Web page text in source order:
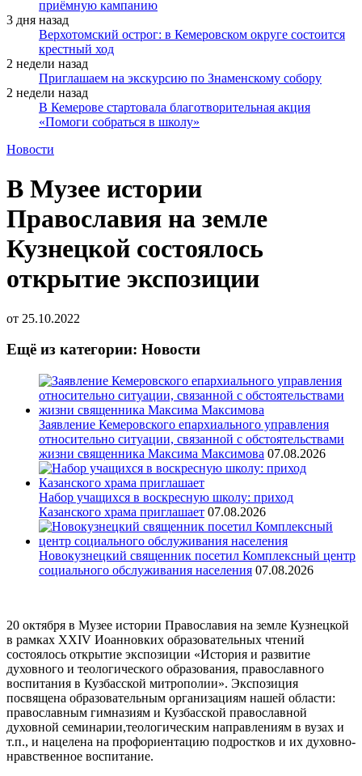
приёмную кампанию
3 дня назад
Верхотомский острог: в Кемеровском округе состоится
крестный ход
2 недели назад
Приглашаем на экскурсию по Знаменскому собору
2 недели назад
В Кемерове стартовала благотворительная акция
«Помоги собраться в школу»
Новости
В Музее истории
Православия на земле
Кузнецкой состоялось
открытие экспозиции
от 25.10.2022
Ещё из категории: Новости
Заявление Кемеровского епархиального управления
относительно ситуации, связанной с обстоятельствами
жизни священника Максима Максимова 07.08.2026
Набор учащихся в воскресную школу: приход
Казанского храма приглашает 07.08.2026
Новокузнецкий священник посетил Комплексный центр
социального обслуживания населения 07.08.2026
20 октября в Музее истории Православия на земле Кузнецкой
в рамках XXIV Иоанновких образовательных чтений
состоялось открытие экспозиции «История и развитие
духовного и теологического образования, православного
воспитания в Кузбасской митрополии». Экспозиция
посвящена образовательным организациям нашей области:
православным гимназиям и Кузбасской православной
духовной семинарии,теологическим направлениям в вузах и
т.п., и нацелена на профориентацию подростков и их духовно-
нравственное воспитание.